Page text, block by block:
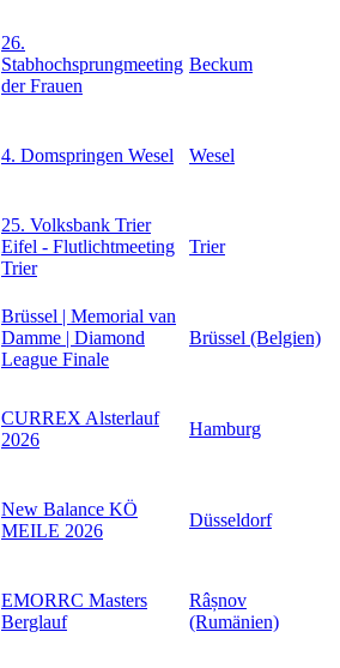
26.
Stabhochsprungmeeting
der Frauen
Beckum
4. Domspringen Wesel Wesel
25. Volksbank Trier
Eifel - Flutlichtmeeting
Trier
Trier
Brüssel | Memorial van
Damme | Diamond
League Finale
Brüssel (Belgien)
CURREX Alsterlauf
2026
Hamburg
New Balance KÖ
MEILE 2026
Düsseldorf
EMORRC Masters
Berglauf
Râșnov
(Rumänien)